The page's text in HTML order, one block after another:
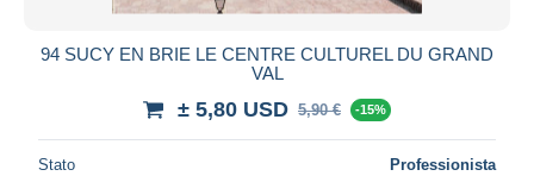
94 SUCY EN BRIE LE CENTRE CULTUREL DU GRAND
VAL
± 5,80 USD 5,90 € -15%
Stato Professionista